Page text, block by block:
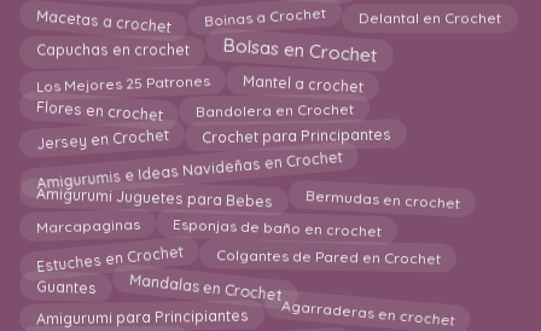
Macetas a crochet Boinas a Crochet
Delantal en Crochet
Capuchas en crochet
Bolsas en Crochet
Los Mejores 25 Patrones Mantel a crochet
Flores en crochet Bandolera en Crochet
Jersey en Crochet Crochet para Principantes
Amigurumis e Ideas Navideñas en Crochet
Amigurumi Juguetes para Bebes Bermudas en crochet
Marcapaginas Esponjas de baño en crochet
Estuches en Crochet Colgantes de Pared en Crochet
Guantes Mandalas en Crochet
Amigurumi para Principiantes Agarraderas en crochet